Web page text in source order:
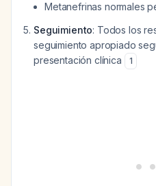
Metanefrinas normales
Seguimiento: Todos los
seguimiento apropiado
presentación clínica
1